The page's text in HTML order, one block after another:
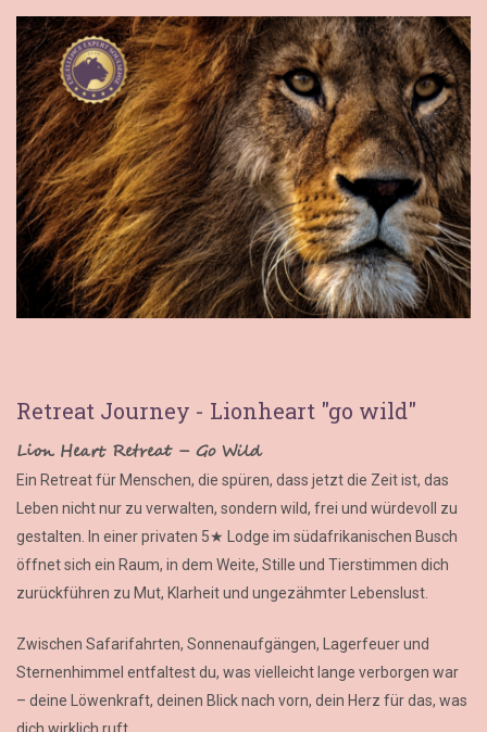
Retreat Journey - Lionheart "go wild"
Lion Heart Retreat – Go Wild
Ein Retreat für Menschen, die spüren, dass jetzt die Zeit ist, das
Leben nicht nur zu verwalten, sondern wild, frei und würdevoll zu
gestalten. In einer privaten 5★ Lodge im südafrikanischen Busch
öffnet sich ein Raum, in dem Weite, Stille und Tierstimmen dich
zurückführen zu Mut, Klarheit und ungezähmter Lebenslust.
Zwischen Safarifahrten, Sonnenaufgängen, Lagerfeuer und
Sternenhimmel entfaltest du, was vielleicht lange verborgen war
– deine Löwenkraft, deinen Blick nach vorn, dein Herz für das, was